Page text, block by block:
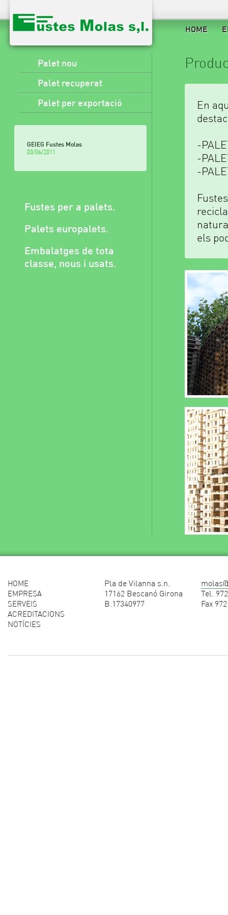
HOME
Palet nou
Palet recuperat
Palet per exportació
GEIEG Fustes Molas
03/06/2011
Fustes per a palets.
Palets europalets.
Embalatges de tota
classe, nous i usats.
En
-
-
-
els
HOME
EMPRESA
SERVEIS
ACREDITACIONS
NOTÍCIES
Pla de Vilanna s.n.
17162 Bescanó Girona
B.17340977
Tel.
Fax